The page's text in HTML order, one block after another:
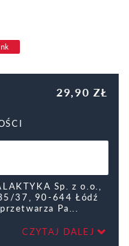
29,90 ZŁ
Sp. z o.o.,
37, 90-644 Łódź
Pa
CZYTAJ DALEJ